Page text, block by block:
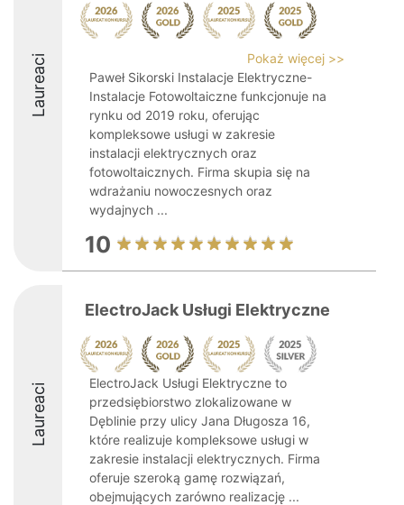
Laureaci
Pokaż więcej >>
Paweł Sikorski Instalacje Elektryczne-
Instalacje Fotowoltaiczne funkcjonuje na
rynku od 2019 roku, oferując
kompleksowe usługi w zakresie
instalacji elektrycznych oraz
fotowoltaicznych. Firma skupia się na
wdrażaniu nowoczesnych oraz
wydajnych ...
10
Laureaci
ElectroJack Usługi Elektryczne
ElectroJack Usługi Elektryczne to
przedsiębiorstwo zlokalizowane w
Dęblinie przy ulicy Jana Długosza 16,
które realizuje kompleksowe usługi w
zakresie instalacji elektrycznych. Firma
oferuje szeroką gamę rozwiązań,
obejmujących zarówno realizację ...